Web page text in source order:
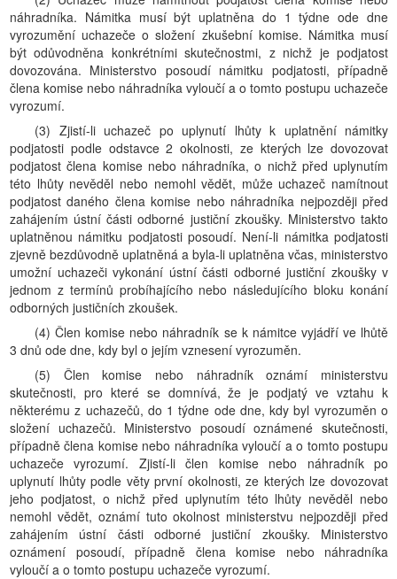
náhradníka. Námitka musí být uplatněna do 1 týdne ode dne
vyrozumění uchazeče o složení zkušební komise. Námitka musí
být odůvodněna konkrétními skutečnostmi, z nichž je podjatost
dovozována. Ministerstvo posoudí námitku podjatosti, případně
člena komise nebo náhradníka vyloučí a o tomto postupu uchazeče
vyrozumí.
(3) Zjistí-li uchazeč po uplynutí lhůty k uplatnění námitky
podjatosti podle odstavce 2 okolnosti, ze kterých lze dovozovat
podjatost člena komise nebo náhradníka, o nichž před uplynutím
této lhůty nevěděl nebo nemohl vědět, může uchazeč namítnout
podjatost daného člena komise nebo náhradníka nejpozději před
zahájením ústní části odborné justiční zkoušky. Ministerstvo takto
uplatněnou námitku podjatosti posoudí. Není-li námitka podjatosti
zjevně bezdůvodně uplatněná a byla-li uplatněna včas, ministerstvo
umožní uchazeči vykonání ústní části odborné justiční zkoušky v
jednom z termínů probíhajícího nebo následujícího bloku konání
odborných justičních zkoušek.
(4) Člen komise nebo náhradník se k námitce vyjádří ve lhůtě
3 dnů ode dne, kdy byl o jejím vznesení vyrozuměn.
(5) Člen komise nebo náhradník oznámí ministerstvu
skutečnosti, pro které se domnívá, že je podjatý ve vztahu k
některému z uchazečů, do 1 týdne ode dne, kdy byl vyrozuměn o
složení uchazečů. Ministerstvo posoudí oznámené skutečnosti,
případně člena komise nebo náhradníka vyloučí a o tomto postupu
uchazeče vyrozumí. Zjistí-li člen komise nebo náhradník po
uplynutí lhůty podle věty první okolnosti, ze kterých lze dovozovat
jeho podjatost, o nichž před uplynutím této lhůty nevěděl nebo
nemohl vědět, oznámí tuto okolnost ministerstvu nejpozději před
zahájením ústní části odborné justiční zkoušky. Ministerstvo
oznámení posoudí, případně člena komise nebo náhradníka
vyloučí a o tomto postupu uchazeče vyrozumí.